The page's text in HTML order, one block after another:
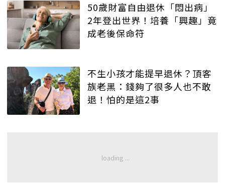
50歲財富自由退休「悶出病」
2年登出世界！培養「興趣」竟
成老後保命符
不生小孩才能提早退休？頂客
族老黑：錢夠了很多人也不敢
退！怕的是這2事